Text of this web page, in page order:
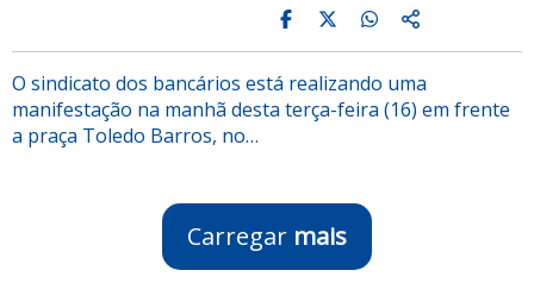
O sindicato dos bancários está realizando uma
manifestação na manhã desta terça-feira (16) em frente
a praça Toledo Barros, no…
Carregar mais